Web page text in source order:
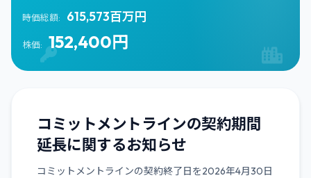
時価総額: 615,573百万円
株価: 152,400円
コミットメントラインの契約期間
延長に関するお知らせ
コミットメントラインの契約終了日を2026年4月30日